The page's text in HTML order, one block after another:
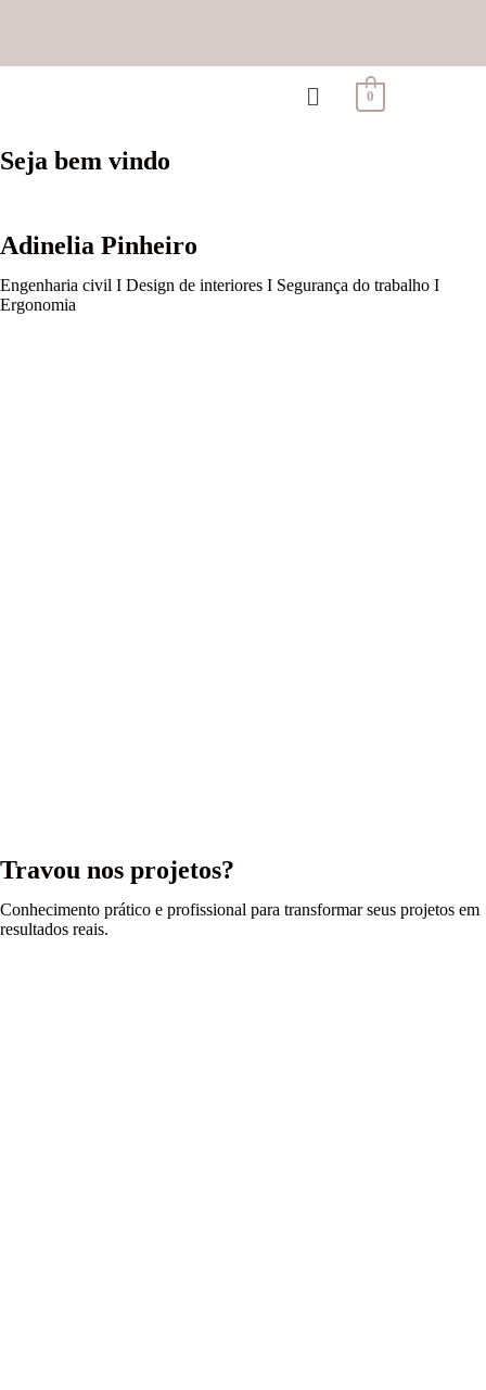
0
Seja bem vindo
Adinelia Pinheiro
Engenharia civil I Design de interiores I Segurança do trabalho I
Ergonomia
Travou nos projetos?
Conhecimento prático e profissional para transformar seus projetos em
resultados reais.